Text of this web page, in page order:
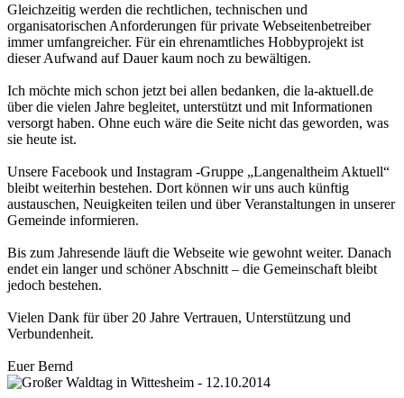
Gleichzeitig werden die rechtlichen, technischen und
organisatorischen Anforderungen für private Webseitenbetreiber
immer umfangreicher. Für ein ehrenamtliches Hobbyprojekt ist
dieser Aufwand auf Dauer kaum noch zu bewältigen.
Ich möchte mich schon jetzt bei allen bedanken, die la-aktuell.de
über die vielen Jahre begleitet, unterstützt und mit Informationen
versorgt haben. Ohne euch wäre die Seite nicht das geworden, was
sie heute ist.
Unsere Facebook und Instagram -Gruppe „Langenaltheim Aktuell“
bleibt weiterhin bestehen. Dort können wir uns auch künftig
austauschen, Neuigkeiten teilen und über Veranstaltungen in unserer
Gemeinde informieren.
Bis zum Jahresende läuft die Webseite wie gewohnt weiter. Danach
endet ein langer und schöner Abschnitt – die Gemeinschaft bleibt
jedoch bestehen.
Vielen Dank für über 20 Jahre Vertrauen, Unterstützung und
Verbundenheit.
Euer Bernd